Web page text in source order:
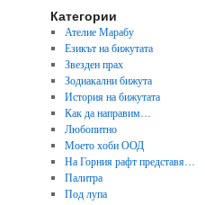
Категории
Ателие Марабу
Езикът на бижутата
Звезден прах
Зодиакални бижута
История на бижутата
Как да направим…
Любопитно
Моето хоби ООД
На Горния рафт представя…
Палитра
Под лупа